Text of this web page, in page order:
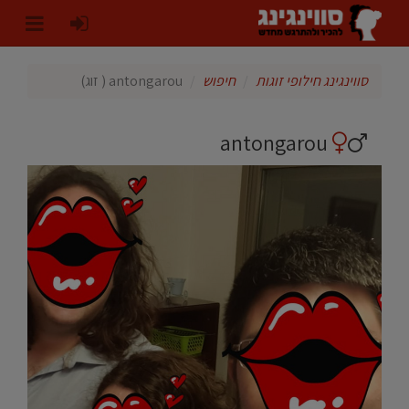
סווינגינג חילופי זוגות חיפוש antongarou ( זוג)